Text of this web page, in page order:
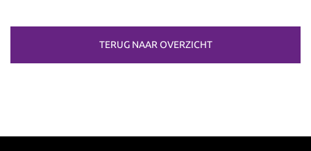
TERUG NAAR OVERZICHT